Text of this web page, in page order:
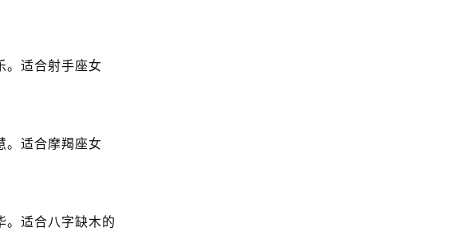
。适合射手座女
。适合摩羯座女
。适合八字缺木的